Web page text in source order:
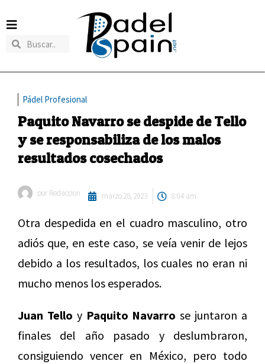
Pádel Profesional
Paquito Navarro se despide de Tello
y se responsabiliza de los malos
resultados cosechados
por Redaccion marzo 28, 2023 8:04 am
Otra despedida en el cuadro masculino, otro
adiós que, en este caso, se veía venir de lejos
debido a los resultados, los cuales no eran ni
mucho menos los esperados.
Juan Tello y Paquito Navarro se juntaron a
finales del año pasado y deslumbraron,
consiguiendo vencer en México, pero todo